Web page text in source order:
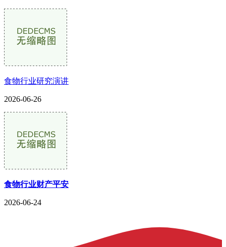
食物行业研究演讲
2026-06-26
食物行业财产平安
2026-06-24